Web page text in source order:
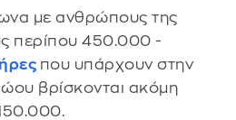
με ανθρώπους της
περίπου 450.000 -
που υπάρχουν στην
βρίσκονται ακόμη